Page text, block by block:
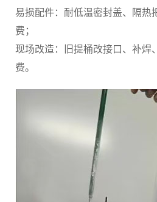
易损配件：耐低温密封盖、隔热
费；
现场改造：旧提桶改接口、补焊
费。